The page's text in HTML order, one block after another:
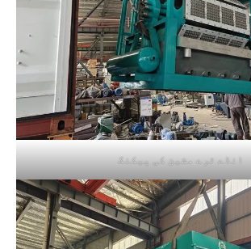
انڈے ٹرے مشین کی پیکنگ